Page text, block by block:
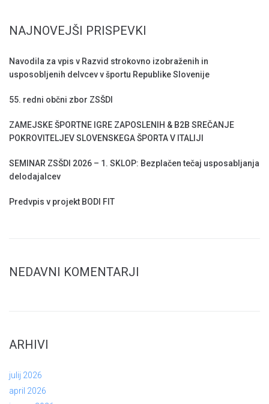
NAJNOVEJŠI PRISPEVKI
Navodila za vpis v Razvid strokovno izobraženih in
usposobljenih delvcev v športu Republike Slovenije
55. redni občni zbor ZSŠDI
ZAMEJSKE ŠPORTNE IGRE ZAPOSLENIH & B2B SREČANJE
POKROVITELJEV SLOVENSKEGA ŠPORTA V ITALIJI
SEMINAR ZSŠDI 2026 – 1. SKLOP: Bezplačen tečaj usposabljanja
delodajalcev
Predvpis v projekt BODI FIT
NEDAVNI KOMENTARJI
ARHIVI
julij 2026
april 2026